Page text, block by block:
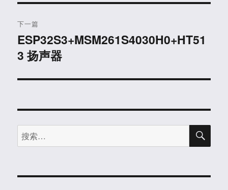
航
文
章：
下一篇
下
篇
章：
ESP32S3+MSM261S4030H0+HT51
3 扬声器
搜
索：
搜